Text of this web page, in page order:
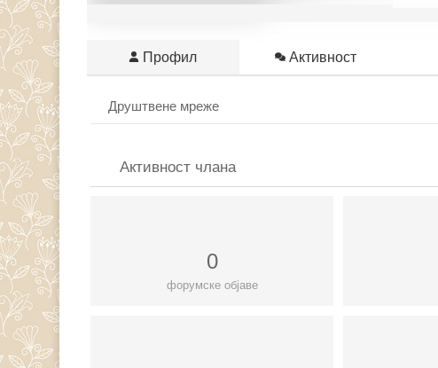
Профил Активност
Друштвене мреже
Активност члана
0
форумске објаве